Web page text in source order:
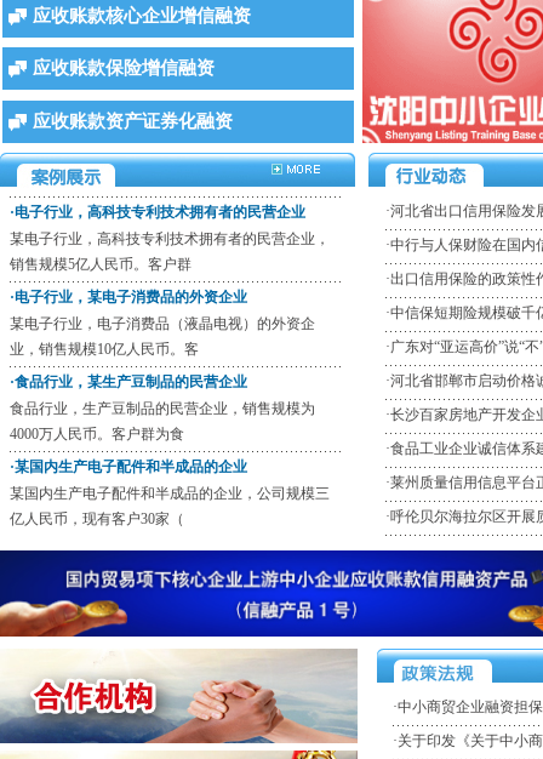
应收账款核心企业增信融资
应收账款保险增信融资
应收账款资产证券化融资
4000万人民币。客户群为食
·某国内生产电子配件和半成品的企业
某国内生产电子配件和半成品的企业，公司规模三
亿人民币，现有客户30家（
·某外商投资，全球财富500强化工企业
某外商投资，全球财富500强化工企业，企业规模年
销售10亿人民币。客户
·电子行业，高科技专利技术拥有者的民营企业
某电子行业，高科技专利技术拥有者的民营企业，
销售规模5亿人民币。客户群
·电子行业，某电子消费品的外资企业
某电子行业，电子消费品（液晶电视）的外资企
业，销售规模10亿人民币。客
·食品行业，某生产豆制品的民营企业
食品行业，生产豆制品的民营企业，销售规模为
4000万人民币。客户群为食
·某国内生产电子配件和半成品的企业
某国内生产电子配件和半成品的企业，公司规模三
亿人民币，现有客户30家（
·某外商投资，全球财富500强化工企业
某外商投资，全球财富500强化工企业，企业规模年
销售10亿人民币。客户
·电子行业，高科技专利技术拥有者的民营企业
某电子行业，高科技专利技术拥有者的民营企业，
销售规模5亿人民币。客户群
·电子行业，某电子消费品的外资企业
某电子行业，电子消费品（液晶电视）的外资企
·河北省出口信用保险发
·中行与人保财险在国内
·出口信用保险的政策性
·中信保短期险规模破千
·广东对“亚运高价”说“
·河北省邯郸市启动价格
·长沙百家房地产开发企
·食品工业企业诚信体系
·莱州质量信用信息平台
·呼伦贝尔海拉尔区开展
·中小商贸企业融资担
·关于印发《关于中小